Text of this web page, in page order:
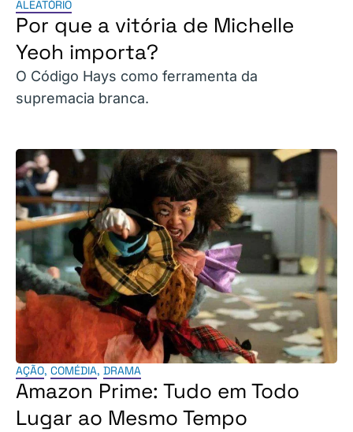
ALEATÓRIO
Por que a vitória de Michelle
Yeoh importa?
O Código Hays como ferramenta da
supremacia branca.
AÇÃO, COMÉDIA, DRAMA
Amazon Prime: Tudo em Todo
Lugar ao Mesmo Tempo